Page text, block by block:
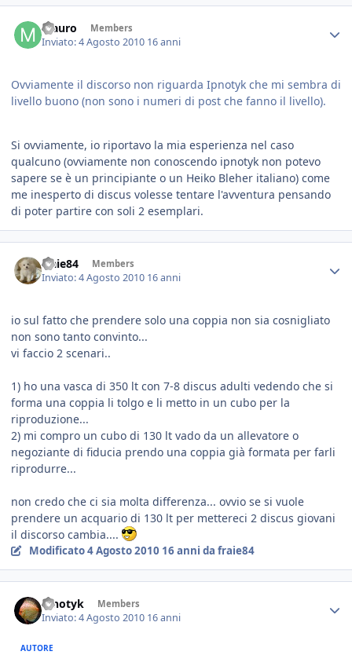
Mauro Members
Inviato:4 Agosto 2010 16 anni
Ovviamente il discorso non riguarda Ipnotyk che mi sembra di
livello buono (non sono i numeri di post che fanno il livello).
Si ovviamente, io riportavo la mia esperienza nel caso
qualcuno (ovviamente non conoscendo ipnotyk non potevo
sapere se è un principiante o un Heiko Bleher italiano) come
me inesperto di discus volesse tentare l'avventura pensando
di poter partire con soli 2 esemplari.
fraie84 Members
Inviato:4 Agosto 2010 16 anni
io sul fatto che prendere solo una coppia non sia cosnigliato
non sono tanto convinto...
vi faccio 2 scenari..
1) ho una vasca di 350 lt con 7-8 discus adulti vedendo che si
forma una coppia li tolgo e li metto in un cubo per la
riproduzione...
2) mi compro un cubo di 130 lt vado da un allevatore o
negoziante di fiducia prendo una coppia già formata per farli
riprodurre...
non credo che ci sia molta differenza... ovvio se si vuole
prendere un acquario di 130 lt per mettereci 2 discus giovani
il discorso cambia....
Modificato4 Agosto 2010 16 anni da fraie84
ipnotyk Members
Inviato:4 Agosto 2010 16 anni
AUTORE